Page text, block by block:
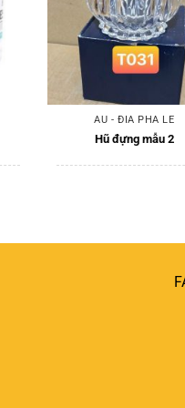
ÂU - ĐĨA PHA LÊ
Hũ đựng mẫu 2